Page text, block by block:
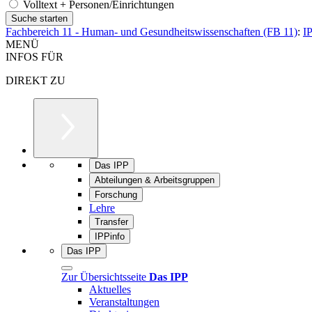
Volltext + Personen/Einrichtungen
Fachbereich 11 - Human- und Gesundheitswissenschaften (FB 11):
MENÜ
INFOS FÜR
DIREKT ZU
Das IPP
Abteilungen & Arbeitsgruppen
Forschung
Lehre
Transfer
IPPinfo
Das IPP
Zur Übersichtsseite Das IPP
Aktuelles
Veranstaltungen